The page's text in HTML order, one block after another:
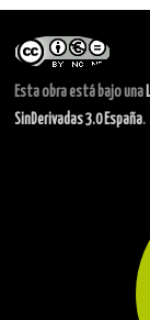
Esta obra está bajo una
SinDerivadas 3.0 España.